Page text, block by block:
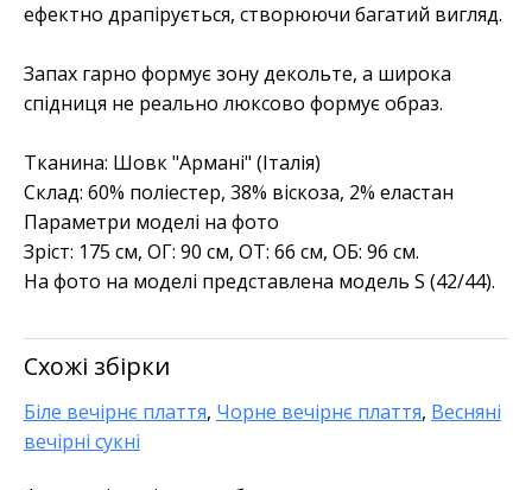
ефектно драпірується, створюючи багатий вигляд.
Запах гарно формує зону декольте, а широка
спідниця не реально люксово формує образ.
Тканина: Шовк "Армані" (Італія)
Склад: 60% поліестер, 38% віскоза, 2% еластан
Параметри моделі на фото
Зріст: 175 см, ОГ: 90 см, ОТ: 66 см, ОБ: 96 см.
На фото на моделі представлена модель S (42/44).
Схожі збірки
Біле вечірнє плаття, Чорне вечірнє плаття, Весняні
вечірні сукні